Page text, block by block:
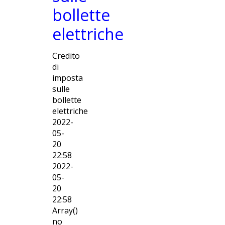
bollette
elettriche
Credito
di
imposta
sulle
bollette
elettriche
2022-
05-
20
22:58
2022-
05-
20
22:58
Array()
no